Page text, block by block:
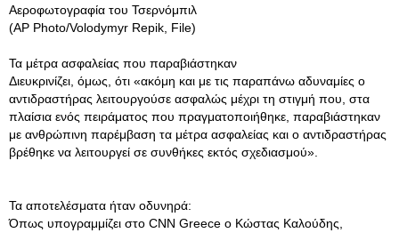
Αεροφωτογραφία του Τσερνόμπιλ
(AP Photo/Volodymyr Repik, File)
Τα μέτρα ασφαλείας που παραβιάστηκαν
Διευκρινίζει, όμως, ότι «ακόμη και με τις παραπάνω αδυναμίες ο
αντιδραστήρας λειτουργούσε ασφαλώς μέχρι τη στιγμή που, στα
πλαίσια ενός πειράματος που πραγματοποιήθηκε, παραβιάστηκαν
με ανθρώπινη παρέμβαση τα μέτρα ασφαλείας και ο αντιδραστήρας
βρέθηκε να λειτουργεί σε συνθήκες εκτός σχεδιασμού».
Τα αποτελέσματα ήταν οδυνηρά:
Όπως υπογραμμίζει στο CNN Greece ο Κώστας Καλούδης,